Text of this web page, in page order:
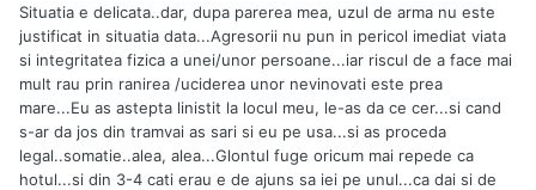
Situatia e delicata..dar, dupa parerea mea, uzul de arma nu este
justificat in situatia data...Agresorii nu pun in pericol imediat viata
si integritatea fizica a unei/unor persoane...iar riscul de a face mai
mult rau prin ranirea /uciderea unor nevinovati este prea
mare...Eu as astepta linistit la locul meu, le-as da ce cer...si cand
s-ar da jos din tramvai as sari si eu pe usa...si as proceda
legal..somatie..alea, alea...Glontul fuge oricum mai repede ca
hotul...si din 3-4 cati erau e de ajuns sa iei pe unul...ca dai si de